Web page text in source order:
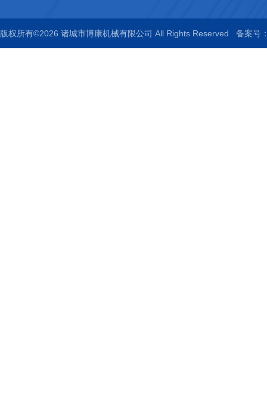
版权所有©2026 诸城市博康机械有限公司 All Rights Reserved 备案号